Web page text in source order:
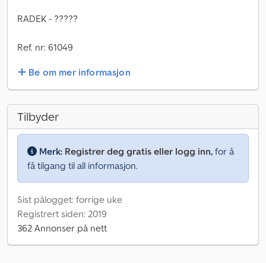
RADEK - ?????
Ref. nr: 61049
Be om mer informasjon
Tilbyder
Merk: Registrer deg gratis eller logg inn, for å
få tilgang til all informasjon.
Sist pålogget: forrige uke
Registrert siden: 2019
362 Annonser på nett